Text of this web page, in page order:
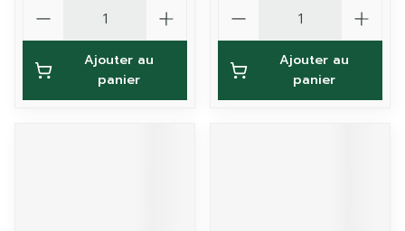
Ajouter au
panier
Ajouter au
panier